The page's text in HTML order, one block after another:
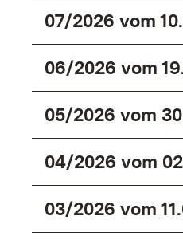
07/2026 vom
06/2026 vom
05/2026 vom
04/2026 vom
03/2026 vom